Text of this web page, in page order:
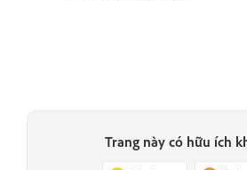
Trang này có hữu ích